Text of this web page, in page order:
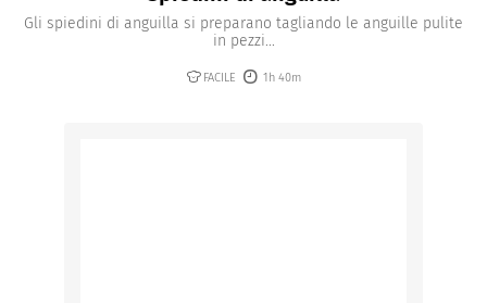
Gli spiedini di anguilla si preparano tagliando le anguille pulite
in pezzi...
FACILE 1h 40m